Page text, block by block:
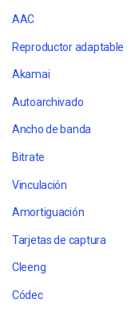
AAC
Reproductor adaptable
Akamai
Autoarchivado
Ancho de banda
Bitrate
Vinculación
Amortiguación
Tarjetas de captura
Cleeng
Códec